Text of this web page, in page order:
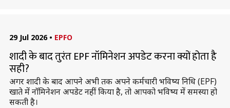
29 Jul 2026 • EPFO
शादी के बाद तुरंत EPF नॉमिनेशन अपडेट करना क्यों होता है
सही?
अगर शादी के बाद आपने अभी तक अपने कर्मचारी भविष्य निधि (EPF)
खाते में नॉमिनेशन अपडेट नहीं किया है, तो आपको भविष्य में समस्या हो
सकती है।